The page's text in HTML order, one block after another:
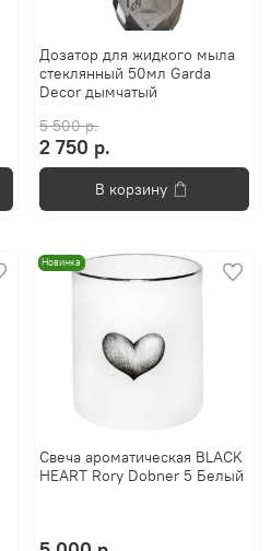
Дозатор для жидкого мыла
стеклянный 50мл Garda
Decor дымчатый
5 500 р.
2 750 р.
В корзину
Новинка
Свеча ароматическая BLACK
HEART Rory Dobner 5 Белый